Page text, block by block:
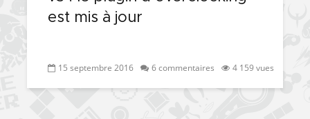
est mis à jour
15 septembre 2016 6 commentaires 4 159 vues